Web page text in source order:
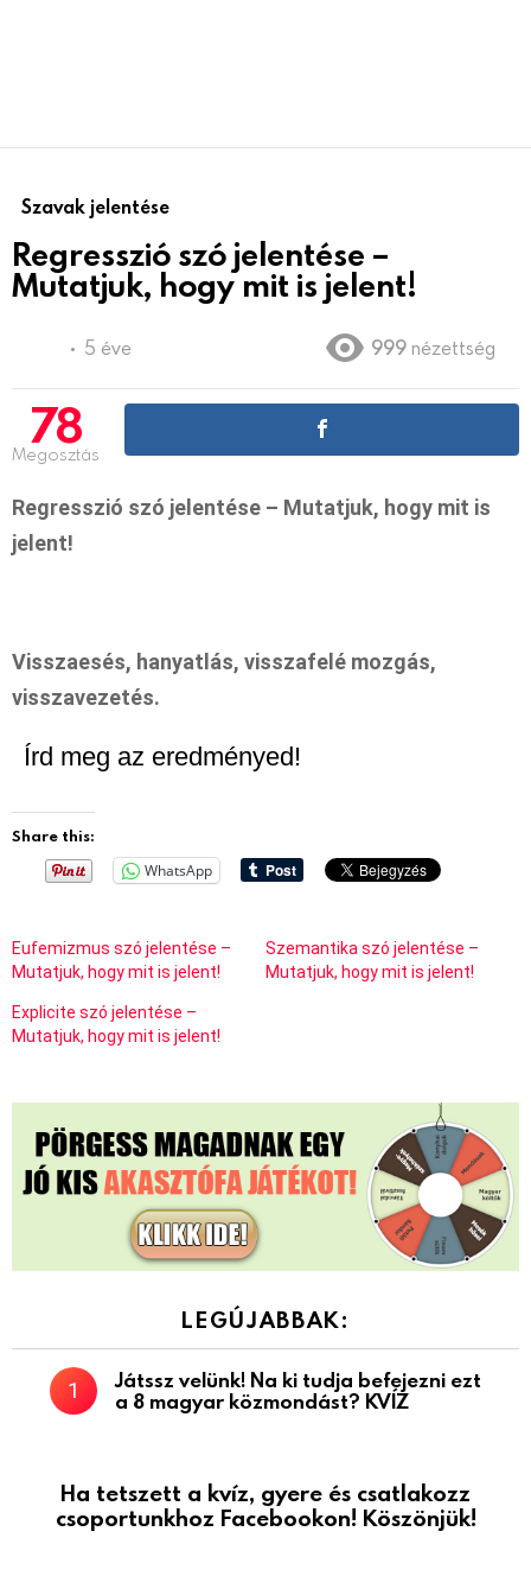
Szavak jelentése
Regresszió szó jelentése –
Mutatjuk, hogy mit is jelent!
5 éve 999 nézettség
78
Megosztás
Regresszió szó jelentése – Mutatjuk, hogy mit is
jelent!
Visszaesés, hanyatlás, visszafelé mozgás,
visszavezetés.
Írd meg az eredményed!
Share this:
WhatsApp
Eufemizmus szó jelentése –
Mutatjuk, hogy mit is jelent!
Szemantika szó jelentése –
Mutatjuk, hogy mit is jelent!
Explicite szó jelentése –
Mutatjuk, hogy mit is jelent!
LEGÚJABBAK:
Játssz velünk! Na ki tudja befejezni ezt
a 8 magyar közmondást? KVÍZ
Ha tetszett a kvíz, gyere és csatlakozz
csoportunkhoz Facebookon! Köszönjük!